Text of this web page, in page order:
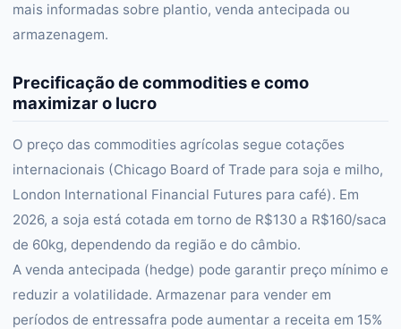
mais informadas sobre plantio, venda antecipada ou
armazenagem.
Precificação de commodities e como
maximizar o lucro
O preço das commodities agrícolas segue cotações
internacionais (Chicago Board of Trade para soja e milho,
London International Financial Futures para café). Em
2026, a soja está cotada em torno de R$130 a R$160/saca
de 60kg, dependendo da região e do câmbio.
A venda antecipada (hedge) pode garantir preço mínimo e
reduzir a volatilidade. Armazenar para vender em
períodos de entressafra pode aumentar a receita em 15%